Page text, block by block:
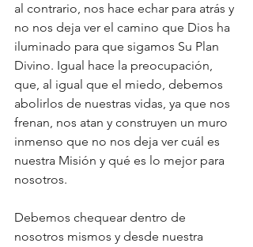
al contrario, nos hace echar para atrás y
no nos deja ver el camino que Dios ha
iluminado para que sigamos Su Plan
Divino. Igual hace la preocupación,
que, al igual que el miedo, debemos
abolirlos de nuestras vidas, ya que nos
frenan, nos atan y construyen un muro
inmenso que no nos deja ver cuál es
nuestra Misión y qué es lo mejor para
nosotros.
Debemos chequear dentro de
nosotros mismos y desde nuestra